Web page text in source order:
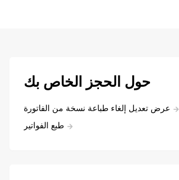
حول الحجز الخاص بك
عرض تعديل إلغاء طباعة نسخة من الفاتورة
طبع الفواتير